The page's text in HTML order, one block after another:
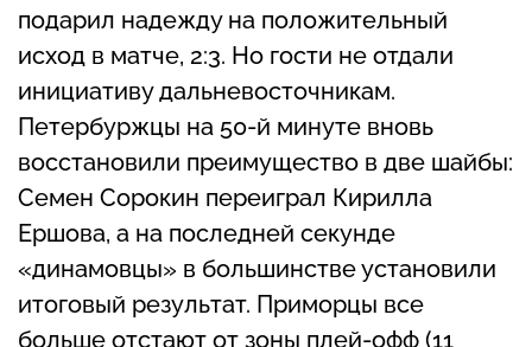
подарил надежду на положительный
исход в матче, 2:3. Но гости не отдали
инициативу дальневосточникам.
Петербуржцы на 50-й минуте вновь
восстановили преимущество в две шайбы:
Семен Сорокин переиграл Кирилла
Ершова, а на последней секунде
«динамовцы» в большинстве установили
итоговый результат. Приморцы все
больше отстают от зоны плей-офф (11